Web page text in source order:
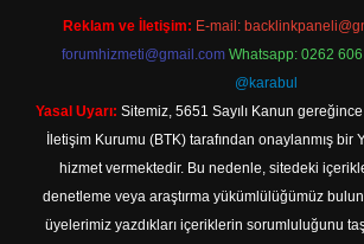
Reklam ve İletişim: E-mail:
forumhizmeti@gmail.com Whatsapp: 0262
@karabul
Yasal Uyarı: Sitemiz, 5651 Sayılı Kanun
İletişim Kurumu (BTK) tarafından onaylanmış bir
hizmet vermektedir. Bu nedenle, sitedeki
denetleme veya araştırma yükümlülüğümüz
üyelerimiz yazdıkları içeriklerin sorumluluğunu